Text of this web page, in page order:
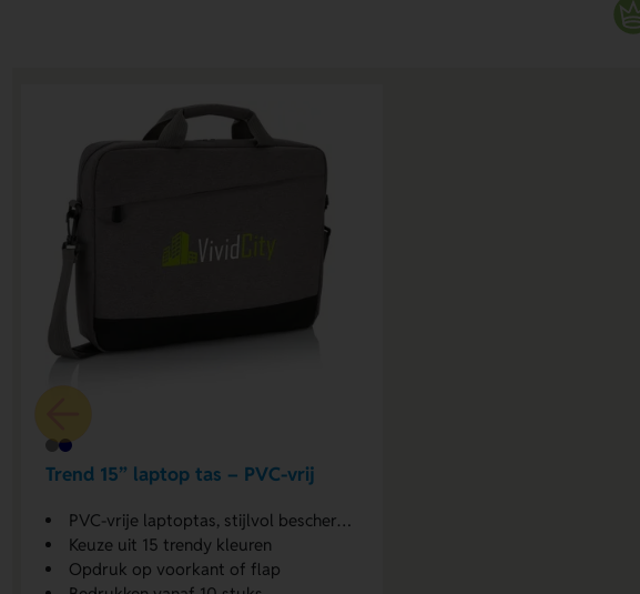
Trend 15” laptop tas – PVC-vrij
PVC-vrije laptoptas, stijlvol beschermd
Keuze uit 15 trendy kleuren
Opdruk op voorkant of flap